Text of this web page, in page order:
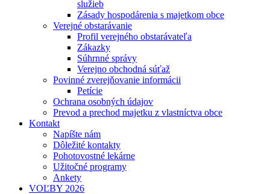
služieb
Zásady hospodárenia s majetkom obce
Verejné obstarávanie
Profil verejného obstarávateľa
Zákazky
Súhrnné správy
Verejno obchodná súťaž
Povinné zverejňovanie informácii
Petície
Ochrana osobných údajov
Prevod a prechod majetku z vlastníctva obce
Kontakt
Napíšte nám
Dôležité kontakty
Pohotovostné lekárne
Užitočné programy
Ankety
VOĽBY 2026